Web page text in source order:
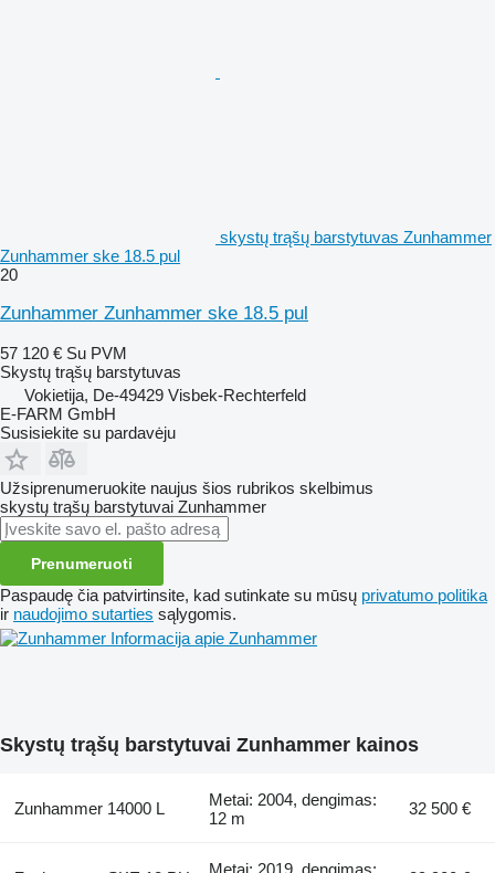
skystų trąšų barstytuvas Zunhammer
Zunhammer ske 18.5 pul
20
Zunhammer Zunhammer ske 18.5 pul
57 120 € Su PVM
Skystų trąšų barstytuvas
Vokietija, De-49429 Visbek-Rechterfeld
E-FARM GmbH
Susisiekite su pardavėju
Užsiprenumeruokite naujus šios rubrikos skelbimus
skystų trąšų barstytuvai Zunhammer
Prenumeruoti
Paspaudę čia patvirtinsite, kad sutinkate su mūsų privatumo politika
ir naudojimo sutarties sąlygomis.
Informacija apie Zunhammer
Skystų trąšų barstytuvai Zunhammer kainos
Zunhammer 14000 L
Metai: 2004, dengimas:
12 m
32 500 €
Metai: 2019, dengimas: